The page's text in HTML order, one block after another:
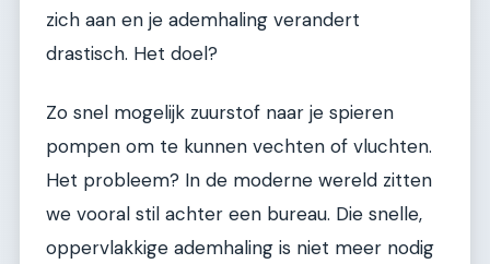
zich aan en je ademhaling verandert
drastisch. Het doel?
Zo snel mogelijk zuurstof naar je spieren
pompen om te kunnen vechten of vluchten.
Het probleem? In de moderne wereld zitten
we vooral stil achter een bureau. Die snelle,
oppervlakkige ademhaling is niet meer nodig